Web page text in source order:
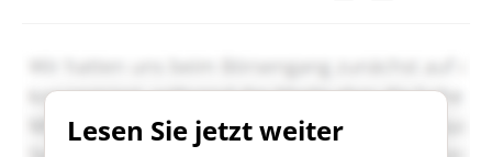
Lesen Sie jetzt weiter